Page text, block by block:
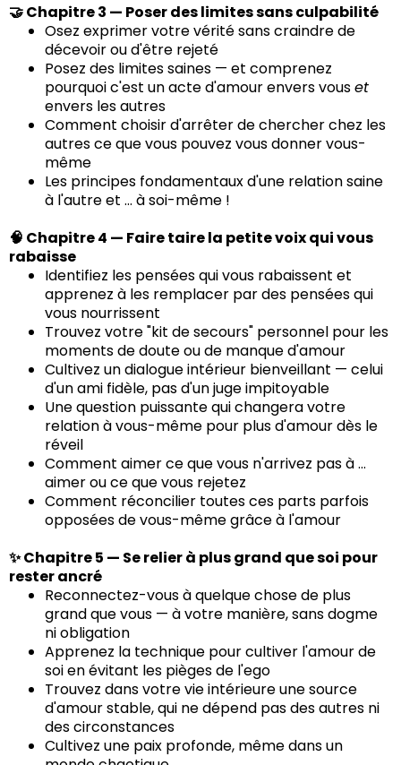
🤝 Chapitre 3 — Poser des limites sans culpabilité
Osez exprimer votre vérité sans craindre de
décevoir ou d'être rejeté
Posez des limites saines — et comprenez
pourquoi c'est un acte d'amour envers vouset
envers les autres
Comment choisir d'arrêter de chercher chez les
autres ce que vous pouvez vous donner vous-
même
Les principes fondamentaux d'une relation saine
à l'autre et ... à soi-même !
🧠 Chapitre 4 — Faire taire la petite voix qui vous
rabaisse
Identifiez les pensées qui vous rabaissent et
apprenez à les remplacer par des pensées qui
vous nourrissent
Trouvez votre "kit de secours" personnel pour les
moments de doute ou de manque d'amour
Cultivez un dialogue intérieur bienveillant — celui
d'un ami fidèle, pas d'un juge impitoyable
Une question puissante qui changera votre
relation à vous-même pour plus d'amour dès le
réveil
Comment aimer ce que vous n'arrivez pas à ...
aimer ou ce que vous rejetez
Comment réconcilier toutes ces parts parfois
opposées de vous-même grâce à l'amour
✨ Chapitre 5 — Se relier à plus grand que soi pour
rester ancré
Reconnectez-vous à quelque chose de plus
grand que vous — à votre manière, sans dogme
ni obligation
Apprenez la technique pour cultiver l'amour de
soi en évitant les pièges de l'ego
Trouvez dans votre vie intérieure une source
d'amour stable, qui ne dépend pas des autres ni
des circonstances
Cultivez une paix profonde, même dans un